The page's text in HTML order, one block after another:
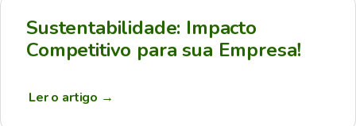
Sustentabilidade: Impacto
Competitivo para sua Empresa!
Ler o artigo →